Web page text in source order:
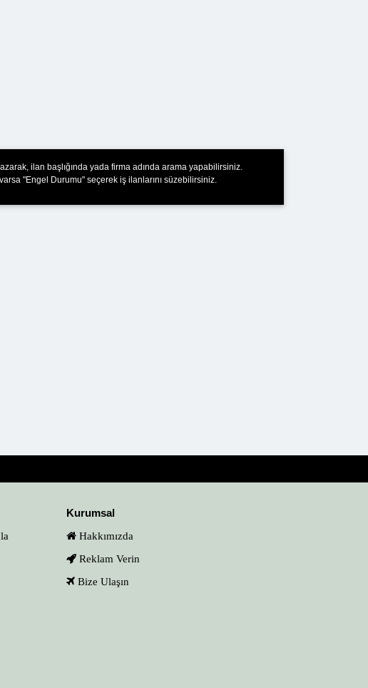
ilan başlığında yada firma adında arama yapabilirsiniz.
"Engel Durumu" seçerek iş ilanlarını süzebilirsiniz.
Kurumsal
Hakkımızda
Reklam Verin
Bize Ulaşın